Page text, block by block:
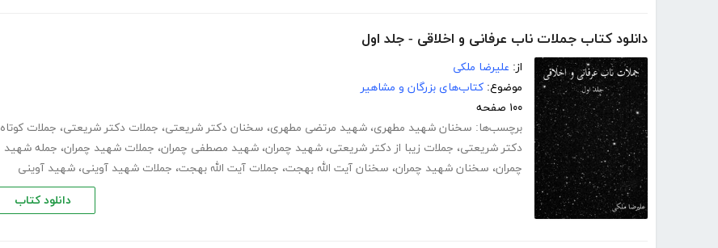
دانلود کتاب جملات ناب عرفانی و اخلاقی - جلد اول
از: علیرضا ملکی
موضوع: کتاب‌های بزرگان و مشاهیر
۱۰۰ صفحه
برچسب‌ها: سخنان شهید مطهری، شهید مرتضی مطهری، سخنان دکتر شریعتی، جملات دکتر شریعتی، جملات کوتاه
دکتر شریعتی، جملات زیبا از دکتر شریعتی، شهید چمران، شهید مصطفی چمران، جملات شهید چمران، جمله شهید
چمران، سخنان شهید چمران، سخنان آیت الله بهجت، جملات آیت الله بهجت، جملات شهید آوینی، شهید آوینی
دانلود کتاب